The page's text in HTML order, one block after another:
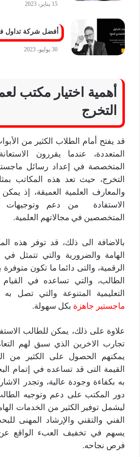
15 يناير، 2023
أفضل شركة تداول
30 يوليو، 2023
أهمية اختيار مكتب
التخرج
قد يفتح أمام الطلاب الكثير من
المتعددة، عندما يقررون
المتخصصة في إعداد رسائل
التخرج، حيث تعد هذه المكاتب
والمعارف العلمية العميقة، إذ
الاستفادة من دعم وتوجيهات
المتخصصين في مجالاتهم العلمية.
بالاضافة الى ذلك، قد توفر هذه
الهامة والضرورية والتي تتمثل في
الرقمية، والتى دائما ما تكون
الطالب، والتي تساعده في القيام
التعليمية المتنوعة والتي تصل
ماجستير جاهزة بكل سهولة.
علاوة على ذلك، يمكن للطالب
تجارب الاخرين الذي سبق لهم
يمكنهم الحصول على الكثير من
القيمة التى قد تساعده في إتمام
به بكفاءة وجودة عالية، وتجدر
دور المكتب على دعم وتوجيه
ليشمل توفير الكثير من الخدمات
الفني والتقني والإرشاد المهنى
يسهم في تخفيف العبء الواقع
فرص نجاحه.